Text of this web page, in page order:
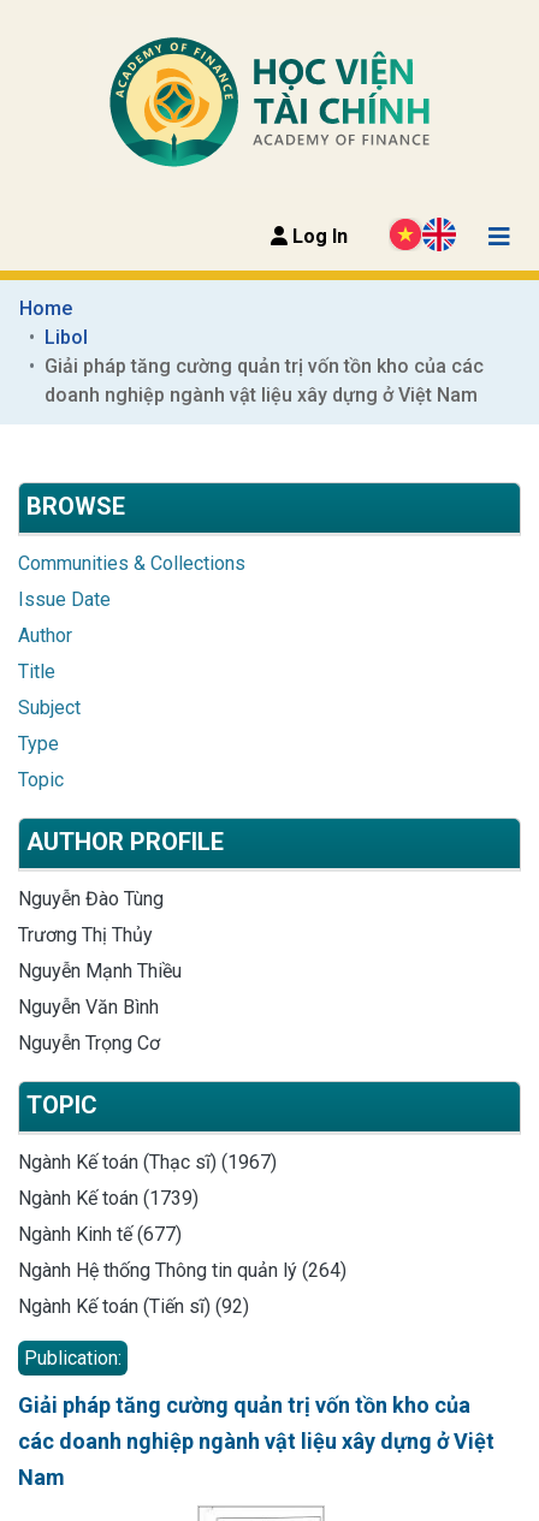
Log In
Home
Libol
Giải pháp tăng cường quản trị vốn tồn kho của các
doanh nghiệp ngành vật liệu xây dựng ở Việt Nam
BROWSE
Communities & Collections
Issue Date
Author
Title
Subject
Type
Topic
AUTHOR PROFILE
Nguyễn Đào Tùng
Trương Thị Thủy
Nguyễn Mạnh Thiều
Nguyễn Văn Bình
Nguyễn Trọng Cơ
TOPIC
Ngành Kế toán (Thạc sĩ) (1967)
Ngành Kế toán (1739)
Ngành Kinh tế (677)
Ngành Hệ thống Thông tin quản lý (264)
Ngành Kế toán (Tiến sĩ) (92)
Publication:
Giải pháp tăng cường quản trị vốn tồn kho của
các doanh nghiệp ngành vật liệu xây dựng ở Việt
Nam